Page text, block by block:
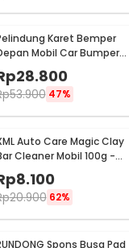
Karet Bemper
Mobil Car Bumper
57mm 2.5M
28.800
53.900 47%
Auto Care Magic Clay
Cleaner Mobil 100g -
8.100
20.900 62%
Spons Busa Pad